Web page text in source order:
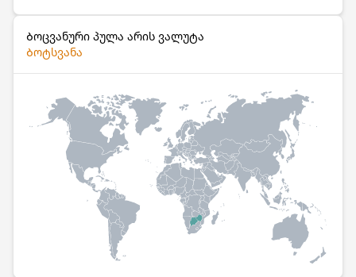
Ბოცვანური პულა არის ვალუტა
Ბოტსვანა